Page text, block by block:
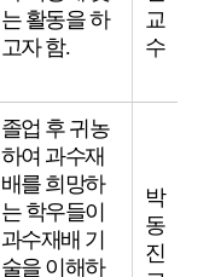
는 활동을 하
고자 함.
교
수
졸업 후 귀농
하여 과수재
배를 희망하
는 학우들이
과수재배 기
술을 이해하
박
동
진